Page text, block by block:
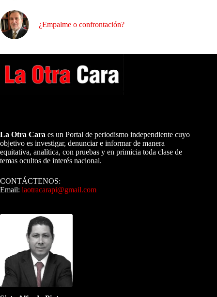
¿Empalme o confrontación?
La Otra Cara es un Portal de periodismo independiente cuyo
objetivo es investigar, denunciar e informar de manera
equitativa, analítica, con pruebas y en primicia toda clase de
temas ocultos de interés nacional.
CONTÁCTENOS:
Email: laotracarapi@gmail.com